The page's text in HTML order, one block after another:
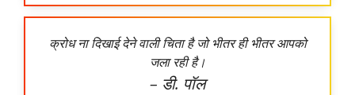
क्रोध ना दिखाई देने वाली चिता है जो भीतर ही भीतर आपको
जला रही है।
– डी. पॉल